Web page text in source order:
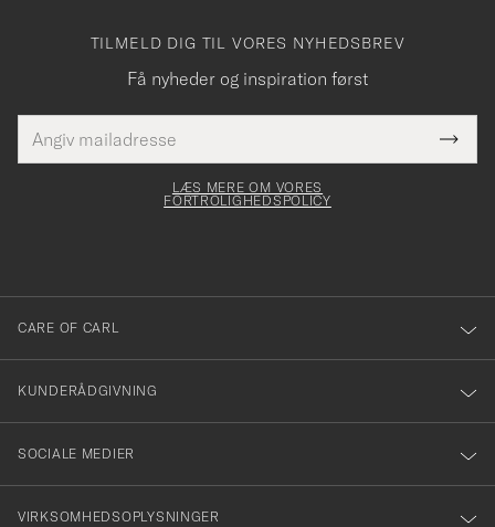
TILMELD DIG TIL VORES NYHEDSBREV
Få nyheder og inspiration først
mailadresse
skal
Tack
för
dig
till
vårt
nyhetsbrev!
LÆS MERE OM VORES
FORTROLIGHEDSPOLICY
CARE OF CARL
KUNDERÅDGIVNING
SOCIALE MEDIER
VIRKSOMHEDSOPLYSNINGER